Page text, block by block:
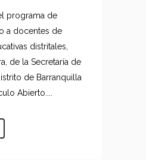
programa de
a docentes de
distritales,
de la Secretaría de
de Barranquilla
Abierto....